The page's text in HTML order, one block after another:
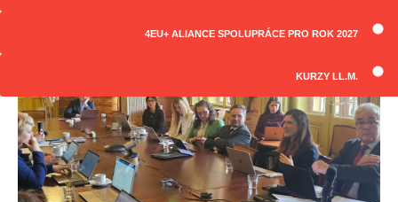
4EU+ ALIANCE SPOLUPRÁCE PRO ROK 2027
KURZY LL.M.
Všechny články